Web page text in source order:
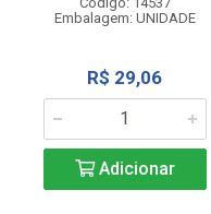
Embalagem: UNIDADE
R$ 29,06
Adicionar